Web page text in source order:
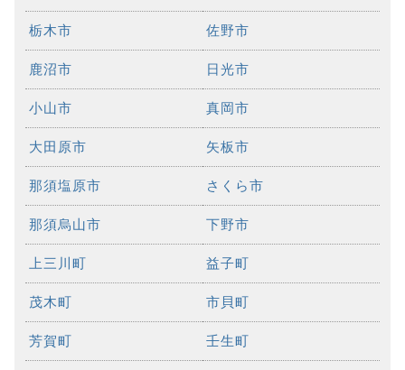
栃木市 佐野市
鹿沼市 日光市
小山市 真岡市
大田原市 矢板市
那須塩原市 さくら市
那須烏山市 下野市
上三川町 益子町
茂木町 市貝町
芳賀町 壬生町